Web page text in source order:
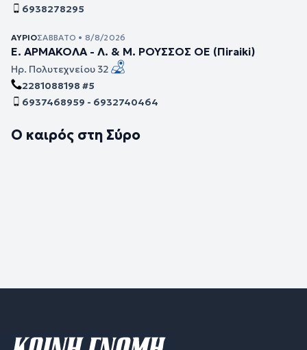
6938278295
ΑΎΡΙΟΣΆΒΒΑΤΟ • 8/8/2026
Ε. ΑΡΜΑΚΟΛΑ - Λ. & Μ. ΡΟΥΣΣΟΣ ΟΕ (Πiraiki)
Ηρ. Πολυτεχνείου 32
2281088198 #5
6937468959 - 6932740464
Ο καιρός στη Σύρο